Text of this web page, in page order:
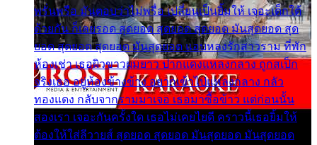
พรั่นพรือ มันตอบว่าไม่พรื่อ เปลี่ยนเป็นยิ้มให้ เจอะเด็กใต้
ด้วยกัน ก็เลยรอด สุดยอด สุดยอด สุดยอด มันสุดยอด สุด
ยอด สุดยอด สุดยอด มันสุดยอด แอบหลงรักสาวราม ที่พัก
ห้องเช่า เธอผิวขาวผมยาว ปากแดงแหลงกลาง ถูกสเป็ก
จริงเธอ อยู่ห้องข้างข้าง อยากเข้าไปแหลงกลาง กลัว
ทองแดง กลับจากรามมาเจอ เธอมาซื้อข้าว แต่ก่อนนั้น
สองเรา เจอะกันครั้งใด เธอไม่เคยไยดี คราวนี้เธอยิ้มให้
ต้องให้ใส่ลีวายส์ สุดยอด สุดยอด มันสุดยอด มันสุดยอด